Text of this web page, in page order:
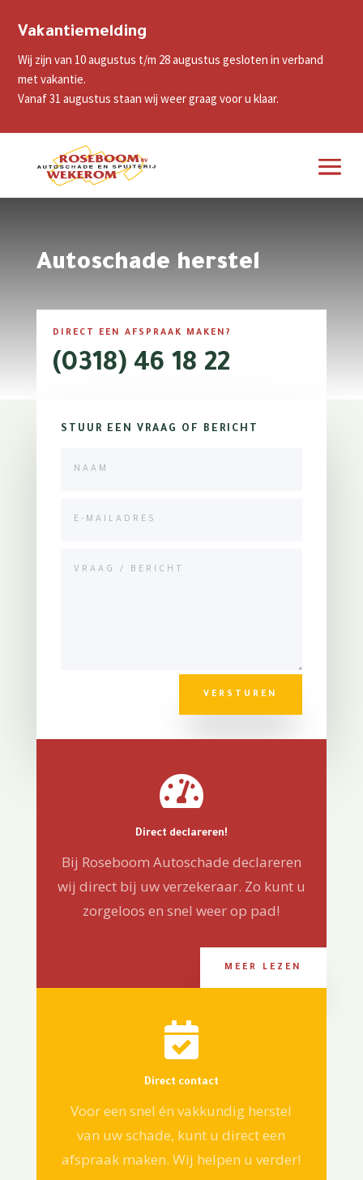
Vakantiemelding
Wij zijn van 10 augustus t/m 28 augustus gesloten in verband
met vakantie.
Vanaf 31 augustus staan wij weer graag voor u klaar.
Autoschade herstel
DIRECT EEN AFSPRAAK MAKEN?
(0318) 46 18 22
STUUR EEN VRAAG OF BERICHT
VERSTUREN

Direct declareren!
Bij Roseboom Autoschade declareren
wij direct bij uw verzekeraar. Zo kunt u
zorgeloos en snel weer op pad!
MEER LEZEN

Direct contact
Voor een snel én vakkundig herstel
van uw schade, kunt u direct een
afspraak maken. Wij helpen u verder!